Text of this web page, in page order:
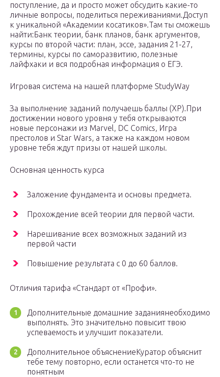
поступление, да и просто может обсудить какие-то
личные вопросы, поделиться переживаниями.Доступ
к уникальной «Академии косатиков».Там ты сможешь
найти:Банк теории, банк планов, банк аргументов,
курсы по второй части: план, эссе, задания 21-27,
термины, курсы по саморазвитию, полезные
лайфхаки и вся подробная информация о ЕГЭ.
Игровая система на нашей платформе StudyWay
За выполнение заданий получаешь баллы (XP).При
достижении нового уровня у тебя открываются
новые персонажи из Marvel, DC Comics, Игра
престолов и Star Wars, а также на каждом новом
уровне тебя ждут призы от нашей школы.
Основная ценность курса
Заложение фундамента и основы предмета.
Прохождение всей теории для первой части.
Нарешивание всех возможных заданий из
первой части
Повышение результата с 0 до 60 баллов.
Отличия тарифа «Стандарт от «Профи».
Дополнительные домашние заданиянеобходимо
выполнять. Это значительно повысит твою
успеваемость и улучшит показатели.
Дополнительное объяснениеКуратор объяснит
тебе тему повторно, если останется что-то не
понятным